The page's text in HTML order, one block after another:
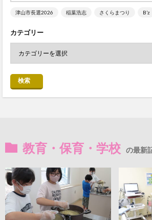
津山市長選2026 稲葉浩志 さくらまつり B’z
カテゴリー
検索
教育・保育・学校 の最新